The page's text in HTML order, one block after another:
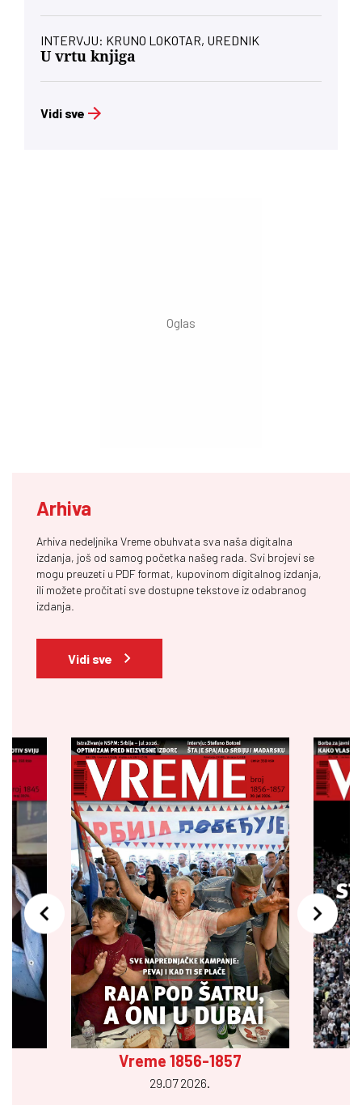
INTERVJU: KRUNO LOKOTAR, UREDNIK
U vrtu knjiga
Vidi sve
Arhiva
Arhiva nedeljnika Vreme obuhvata sva naša digitalna
izdanja, još od samog početka našeg rada. Svi brojevi se
mogu preuzeti u PDF format, kupovinom digitalnog izdanja,
ili možete pročitati sve dostupne tekstove iz odabranog
izdanja.
Vidi sve
Vreme 1856-1857
29.07 2026.